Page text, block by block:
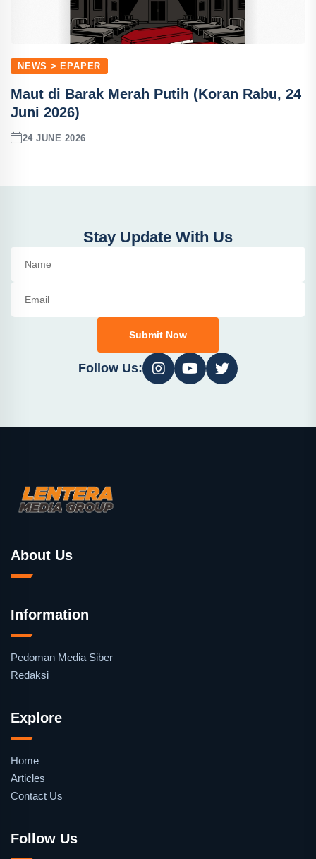
NEWS > EPAPER
Maut di Barak Merah Putih (Koran Rabu, 24
Juni 2026)
24 JUNE 2026
Stay Update With Us
Submit Now
Follow Us:
About Us
Information
Pedoman Media Siber
Redaksi
Explore
Home
Articles
Contact Us
Follow Us